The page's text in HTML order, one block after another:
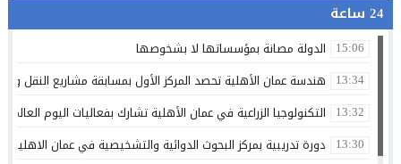
24 ساعة
15:06 الدولة مصانة بمؤسساتها لا بشخوصها
13:34 هندسة عمان الأهلية تحصد المركز الأول بمسابقة مشاريع النقل
13:32 التكنولوجيا الزراعية في عمان الأهلية تشارك بفعاليات اليوم العالمي
13:30 دورة تدريبية بمركز البحوث الدوائية والتشخيصية في عمان